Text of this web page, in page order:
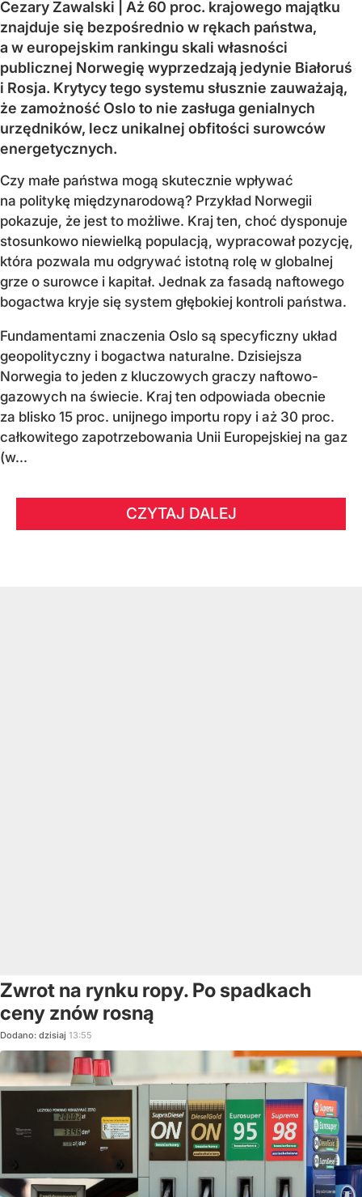
Cezary Zawalski | Aż 60 proc. krajowego majątku
znajduje się bezpośrednio w rękach państwa,
a w europejskim rankingu skali własności
publicznej Norwegię wyprzedzają jedynie Białoruś
i Rosja. Krytycy tego systemu słusznie zauważają,
że zamożność Oslo to nie zasługa genialnych
urzędników, lecz unikalnej obfitości surowców
energetycznych.
Czy małe państwa mogą skutecznie wpływać
na politykę międzynarodową? Przykład Norwegii
pokazuje, że jest to możliwe. Kraj ten, choć dysponuje
stosunkowo niewielką populacją, wypracował pozycję,
która pozwala mu odgrywać istotną rolę w globalnej
grze o surowce i kapitał. Jednak za fasadą naftowego
bogactwa kryje się system głębokiej kontroli państwa.
Fundamentami znaczenia Oslo są specyficzny układ
geopolityczny i bogactwa naturalne. Dzisiejsza
Norwegia to jeden z kluczowych graczy naftowo-
gazowych na świecie. Kraj ten odpowiada obecnie
za blisko 15 proc. unijnego importu ropy i aż 30 proc.
całkowitego zapotrzebowania Unii Europejskiej na gaz
(w...
CZYTAJ DALEJ
Zwrot na rynku ropy. Po spadkach
ceny znów rosną
Dodano: dzisiaj 13:55